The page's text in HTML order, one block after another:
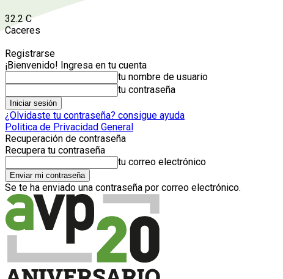
32.2 C
Caceres
Registrarse
¡Bienvenido! Ingresa en tu cuenta
tu nombre de usuario
tu contraseña
¿Olvidaste tu contraseña? consigue ayuda
Politica de Privacidad General
Recuperación de contraseña
Recupera tu contraseña
tu correo electrónico
Se te ha enviado una contraseña por correo electrónico.